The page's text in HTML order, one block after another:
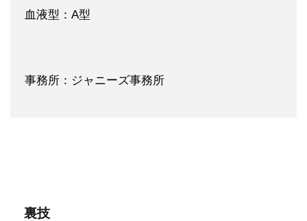
血液型：A型
事務所：ジャニーズ事務所
裏技